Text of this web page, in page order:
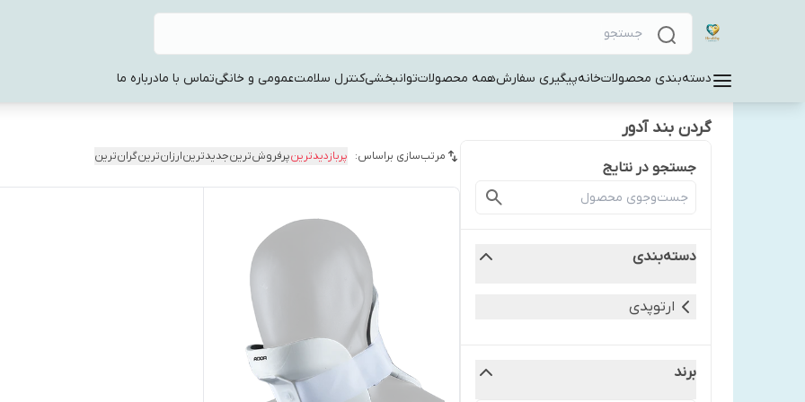
دسته‌بندی محصولاتخانهپیگیری سفارشهمه محصولاتتوانبخشیکنترل سلامتعمومی و خانگیتماس با مادرباره ما
گردن بند آدور
جستجو در نتایج
دسته‌بندی
ارتوپدی
برند
مرتب‌سازی براساس: پربازدیدترینپرفروش‌ترینجدیدترینارزان‌ترینگران‌ترین